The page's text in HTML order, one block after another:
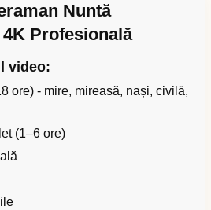
Nuntă
Profesională
video:
ore) - mire, mireasă, nași, civilă,
(1–6 ore)